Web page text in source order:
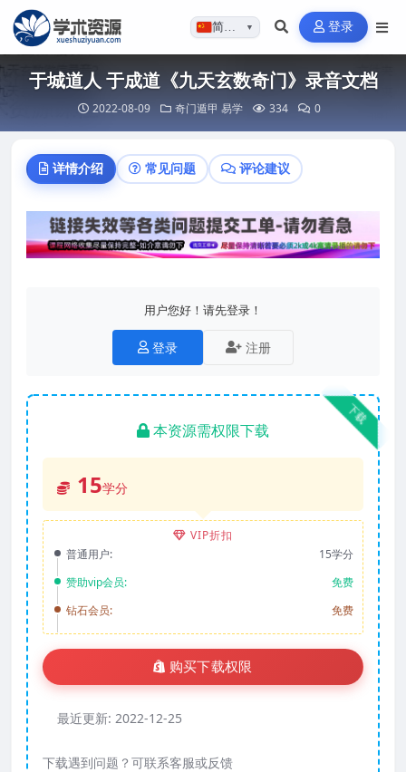
简体…▼ 登录
于城道人 于成道《九天玄数奇门》录音文档
2022-08-09 奇门遁甲 易学 334 0
详情介绍 常见问题 评论建议
用户您好！请先登录！
登录 注册
下载
本资源需权限下载
15学分
VIP折扣
普通用户:
15学分
赞助vip会员:
免费
钻石会员:
免费
购买下载权限
最近更新: 2022-12-25
下载遇到问题？可联系客服或反馈